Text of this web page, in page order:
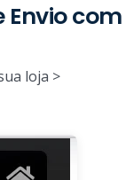
Envio com
loja >